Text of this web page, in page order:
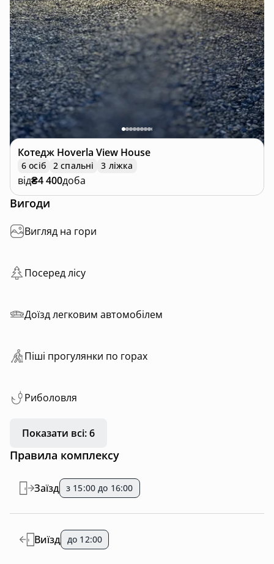
Котедж Hoverla View House
6 осіб 2 спальні 3 ліжка
від₴4 400доба
Вигоди
Вигляд на гори
Посеред лісу
Доїзд легковим автомобілем
Пiшi прoгулянки пo горах
Риболовля
Показати всі: 6
Правила комплексу
Заїзд з 15:00 до 16:00
Виїзд до 12:00